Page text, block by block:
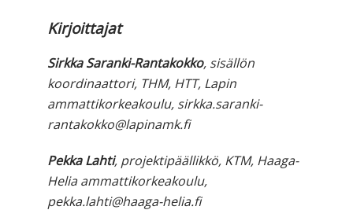
Kirjoittajat
Sirkka Saranki-Rantakokko, sisällön
koordinaattori, THM, HTT, Lapin
ammattikorkeakoulu, sirkka.saranki-
rantakokko@lapinamk.fi
Pekka Lahti, projektipäällikkö, KTM, Haaga-
Helia ammattikorkeakoulu,
pekka.lahti@haaga-helia.fi